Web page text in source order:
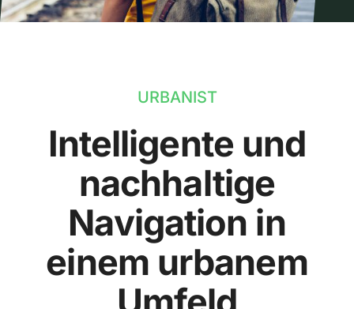
URBANIST
Intelligente und
nachhaltige
Navigation in
einem urbanem